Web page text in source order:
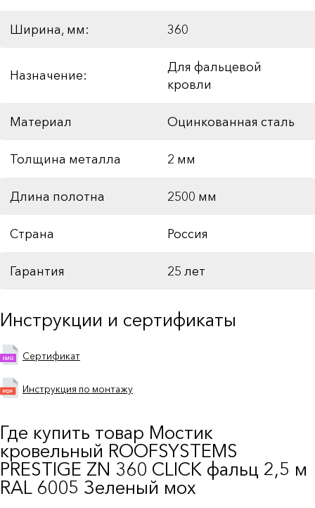
Ширина, мм: 360
Назначение:
Для фальцевой
кровли
Материал Оцинкованная сталь
Толщина металла 2 мм
Длина полотна 2500 мм
Страна Россия
Гарантия 25 лет
Инструкции и сертификаты
Сертификат
Инструкция по монтажу
Где купить товар Мостик
кровельный ROOFSYSTEMS
PRESTIGE ZN 360 CLICK фальц 2,5 м
RAL 6005 Зеленый мох